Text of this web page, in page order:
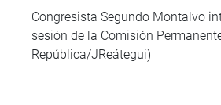
Congresista Segundo Montalvo
sesión de la Comisión
República/JReátegui)